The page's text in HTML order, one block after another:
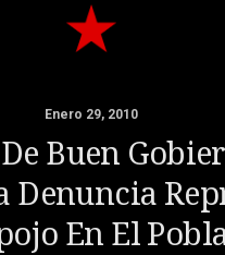
Enero 29, 2010
Buen
Denuncia
En El